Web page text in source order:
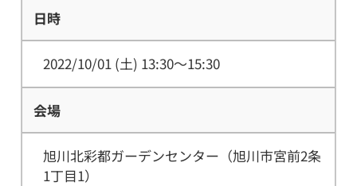
日時
2022/10/01 (土) 13:30～15:30
会場
旭川北彩都ガーデンセンター（旭川市宮前2条
1丁目1）